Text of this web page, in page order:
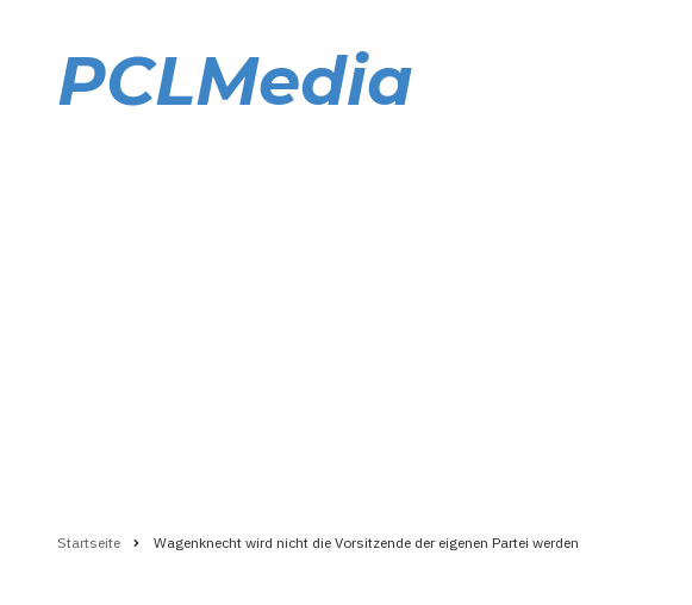
PCLMedia
Startseite Wagenknecht wird nicht die Vorsitzende der eigenen Partei werden